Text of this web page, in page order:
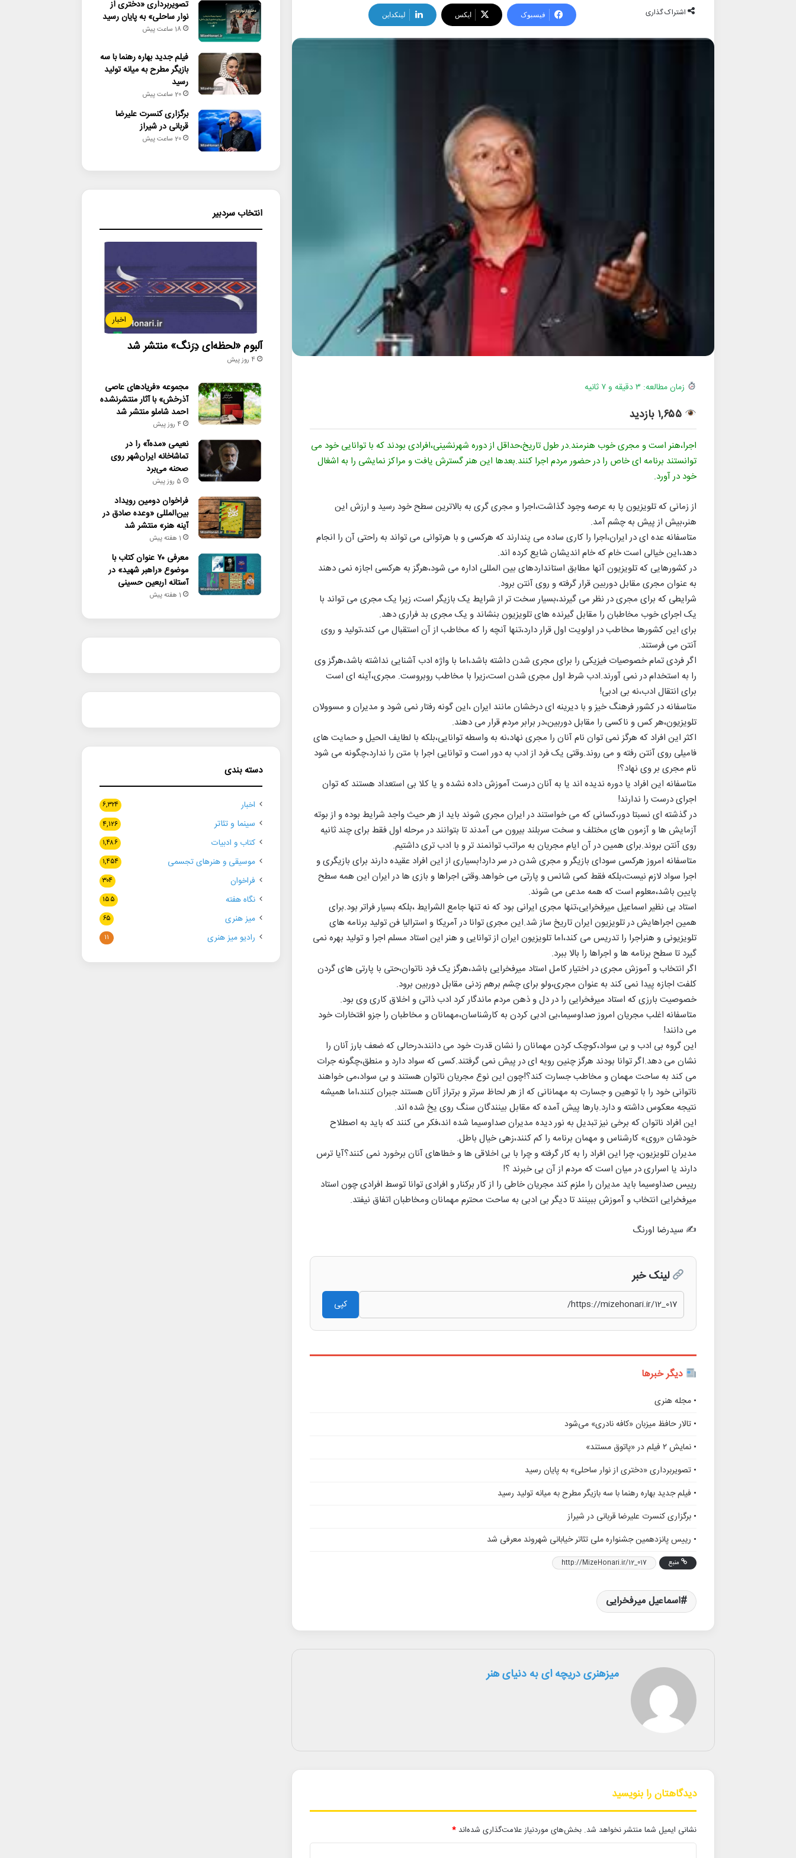
اشتراک گذاری فیسبوک ایکس لینکداین
زمان مطالعه: ۳ دقیقه و ۷ ثانیه
۱,۶۵۵ بازدید
اجرا،هنر است و مجری خوب هنرمند.در طول تاریخ،حداقل از دوره شهرنشینی،افرادی بودند که با توانایی خود می
توانستند برنامه ای خاص را در حضور مردم اجرا کنند.بعدها این هنر گسترش یافت و مراکز نمایشی را به اشغال
خود در آورد.
از زمانی که تلویزیون پا به عرصه وجود گذاشت،اجرا و مجری گری به بالاترین سطح خود رسید و ارزش این
هنر،بیش از پیش به چشم آمد.
متاسفانه عده ای در ایران،اجرا را کاری ساده می پندارند که هرکسی و با هرتوانی می تواند به راحتی آن را انجام
دهد،این خیالی است خام که خام اندیشان شایع کرده اند.
در کشورهایی که تلویزیون آنها مطابق استانداردهای بین المللی اداره می شود،هرگز به هرکسی اجازه نمی دهند
به عنوان مجری مقابل دوربین قرار گرفته و روی آنتن برود.
شرایطی که برای مجری در نظر می گیرند،بسیار سخت تر از شرایط یک بازیگر است، زیرا یک مجری می تواند با
یک اجرای خوب مخاطبان را مقابل گیرنده های تلویزیون بنشاند و یک مجری بد فراری دهد.
برای این کشورها مخاطب در اولویت اول قرار دارد،تنها آنچه را که مخاطب از آن استقبال می کند،تولید و روی
آنتن می فرستند.
اگر فردی تمام خصوصیات فیزیکی را برای مجری شدن داشته باشد،اما با واژه ادب آشنایی نداشته باشد،هرگز وی
را به استخدام در نمی آورند.ادب شرط اول مجری شدن است،زیرا با مخاطب روبروست. مجری،آینه ای است
برای انتقال ادب،نه بی ادبی!
متاسفانه در کشور فرهنگ خیز و با دیرینه ای درخشان مانند ایران ،این گونه رفتار نمی شود و مدیران و مسوولان
تلویزیون،هر کس و ناکسی را مقابل دوربین،در برابر مردم قرار می دهند.
اکثر این افراد که هرگز نمی توان نام آنان را مجری نهاد،نه به واسطه توانایی،بلکه با لطایف الحیل و حمایت های
فامیلی روی آنتن رفته و می روند.وقتی یک فرد از ادب به دور است و توانایی اجرا با متن را ندارد،چگونه می شود
نام مجری بر وی نهاد؟!
متاسفانه این افراد یا دوره ندیده اند یا به آنان درست آموزش داده نشده و یا کلا بی استعداد هستند که توان
اجرای درست را ندارند!
در گذشته ای نسبتا دور،کسانی که می خواستند در ایران مجری شوند باید از هر حیث واجد شرایط بوده و از بوته
آزمایش ها و آزمون های مختلف و سخت سربلند بیرون می آمدند تا بتوانند در مرحله اول فقط برای چند ثانیه
روی آنتن بروند.برای همین در آن ایام مجریان به مراتب توانمند تر و با ادب تری داشتیم.
متاسفانه امروز هرکسی سودای بازیگر و مجری شدن در سر دارد!بسیاری از این افراد عقیده دارند برای بازیگری و
اجرا سواد لازم نیست،بلکه فقط کمی شانس و پارتی می خواهد.وقتی اجراها و بازی ها در ایران این همه سطح
پایین باشد،معلوم است که همه مدعی می شوند.
استاد بی نظیر اسماعیل میرفخرایی،تنها مجری ایرانی بود که نه تنها جامع الشرایط ،بلکه بسیار فراتر بود.برای
همین اجراهایش در تلویزیون ایران تاریخ ساز شد.این مجری توانا در آمریکا و استرالیا فن تولید برنامه های
تلویزیونی و هنراجرا را تدریس می کند،اما تلویزیون ایران از توانایی و هنر این استاد مسلم اجرا و تولید بهره نمی
گیرد تا سطح برنامه ها و اجراها را بالا ببرد.
اگر انتخاب و آموزش مجری در اختیار کامل استاد میرفخرایی باشد،هرگز یک فرد ناتوان،حتی با پارتی های گردن
کلفت اجازه پیدا نمی کند به عنوان مجری،ولو برای چشم برهم زدنی مقابل دوربین برود.
خصوصیت بارزی که استاد میرفخرایی را در دل و ذهن مردم ماندگار کرد ادب ذاتی و اخلاق کاری وی بود.
متاسفانه اغلب مجریان امروز صداوسیما،بی ادبی کردن به کارشناسان،مهمانان و مخاطبان را جزو افتخارات خود
می دانند!
این گروه بی ادب و بی سواد،کوچک کردن مهمانان را نشان قدرت خود می دانند،درحالی که ضعف بارز آنان را
نشان می دهد.اگر توانا بودند هرگز چنین رویه ای در پیش نمی گرفتند.کسی که سواد دارد و منطق،چگونه جرات
می کند به ساحت مهمان و مخاطب جسارت کند؟!چون این نوع مجریان ناتوان هستند و بی سواد،می خواهند
ناتوانی خود را با توهین و جسارت به مهمانانی که از هر لحاظ سرتر و برتراز آنان هستند جبران کنند،اما همیشه
نتیجه معکوس داشته و دارد.بارها پیش آمده که مقابل بینندگان سنگ روی یخ شده اند.
این افراد ناتوان که برخی نیز تبدیل به نور دیده مدیران صداوسیما شده اند،فکر می کنند که باید به اصطلاح
خودشان «روی» کارشناس و مهمان برنامه را کم کنند،زهی خیال باطل.
مدیران تلویزیون، چرا این افراد را به کار گرفته و چرا با بی اخلاقی ها و خطاهای آنان برخورد نمی کنند؟آیا ترس
دارند یا اسراری در میان است که مردم از آن بی خبرند ؟!
رییس صداوسیما باید مدیران را ملزم کند مجریان خاطی را از کار برکنار و افرادی توانا توسط افرادی چون استاد
میرفخرایی انتخاب و آموزش ببینند تا دیگر بی ادبی به ساحت محترم مهمانان ومخاطبان اتفاق نیفتد.
✍️ سیدرضا اورنگ
لینک خبر
کپی
دیگر خبرها
• مجله هنری
• تالار حافظ میزبان «کافه نادری» می‌شود
• نمایش ۲ فیلم در «پاتوق مستند»
• تصویربرداری «دختری از نوار ساحلی» به پایان رسید
• فیلم جدید بهاره رهنما با سه بازیگر مطرح به میانه تولید رسید
• برگزاری کنسرت علیرضا قربانی در شیراز
• رییس پانزدهمین جشنواره ملی تئاتر خیابانی شهروند معرفی شد
منبع http://MizeHonari.ir/12_017
اسماعیل میرفخرایی
میزهنری دریچه ای به دنیای هنر
دیدگاهتان را بنویسید
نشانی ایمیل شما منتشر نخواهد شد. بخش‌های موردنیاز علامت‌گذاری شده‌اند *
تصویربرداری «دختری از
نوار ساحلی» به پایان رسید
18 ساعت پیش
فیلم جدید بهاره رهنما با سه
بازیگر مطرح به میانه تولید
رسید
20 ساعت پیش
برگزاری کنسرت علیرضا
قربانی در شیراز
20 ساعت پیش
انتخاب سردبیر
اخبار
آلبوم «لحظه‌ای دِرَنگ» منتشر شد
4 روز پیش
مجموعه «فریادهای عاصی
آذرخش» با آثار منتشرنشده
احمد شاملو منتشر شد
4 روز پیش
نعیمی «مده‌آ» را در
تماشاخانه ایران‌شهر روی
صحنه می‌برد
5 روز پیش
فراخوان دومین رویداد
بین‌المللی «وعده صادق در
آینه هنر» منتشر شد
1 هفته پیش
معرفی ۷۰ عنوان کتاب با
موضوع «راهبر شهید» در
آستانه اربعین حسینی
1 هفته پیش
دسته بندی
اخبار ۶,۳۲۴
سینما و تئاتر ۴,۱۲۶
کتاب و ادبیات ۱,۴۸۶
موسیقی و هنرهای تجسمی ۱,۴۵۴
فراخوان ۳۰۴
نگاه هفته ۱۵۵
میز هنری ۶۵
رادیو میز هنری ۱۱